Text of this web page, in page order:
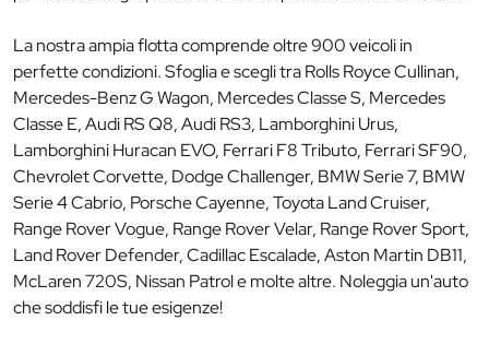
La nostra ampia flotta comprende oltre 900 veicoli in
perfette condizioni. Sfoglia e scegli tra Rolls Royce Cullinan,
Mercedes-Benz G Wagon, Mercedes Classe S, Mercedes
Classe E, Audi RS Q8, Audi RS3, Lamborghini Urus,
Lamborghini Huracan EVO, Ferrari F8 Tributo, Ferrari SF90,
Chevrolet Corvette, Dodge Challenger, BMW Serie 7, BMW
Serie 4 Cabrio, Porsche Cayenne, Toyota Land Cruiser,
Range Rover Vogue, Range Rover Velar, Range Rover Sport,
Land Rover Defender, Cadillac Escalade, Aston Martin DB11,
McLaren 720S, Nissan Patrol e molte altre. Noleggia un'auto
che soddisfi le tue esigenze!